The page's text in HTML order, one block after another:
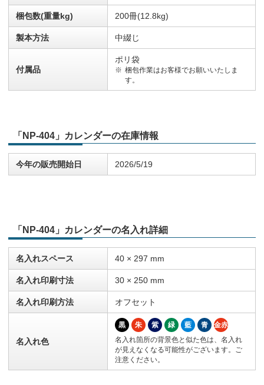
梱包数(重量kg) 200冊(12.8kg)
製本方法 中綴じ
付属品
ポリ袋
梱包作業はお客様でお願いいたしま
す。
「NP-404」カレンダーの在庫情報
今年の販売開始日 2026/5/19
「NP-404」カレンダーの名入れ詳細
名入れスペース 40 × 297 mm
名入れ印刷寸法 30 × 250 mm
名入れ印刷方法 オフセット
名入れ色
黒 朱 紫 緑 藍 青
金赤
名入れ箇所の背景色と似た色は、名入れ
が見えなくなる可能性がございます。ご
注意ください。